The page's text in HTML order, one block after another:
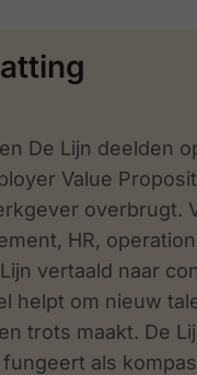
en De Lijn deelden
Value
overbrugt.
HR,
vertaald naar
helpt om nieuw
trots maakt. De
als